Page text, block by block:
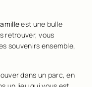
est une bulle
retrouver, vous
souvenirs ensemble,
dans un parc, en